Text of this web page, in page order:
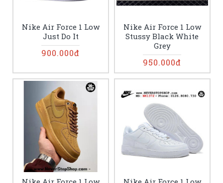
Nike Air Force 1 Low
Just Do It
900.000đ
Nike Air Force 1 Low
Stussy Black White
Grey
950.000đ